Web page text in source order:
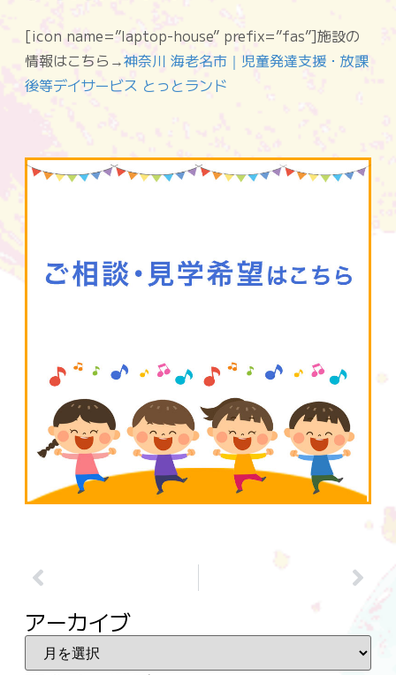
[icon name=”laptop-house” prefix=”fas”]施設の
情報はこちら→神奈川 海老名市｜児童発達支援・放課
後等デイサービス とっとランド
アーカイブ